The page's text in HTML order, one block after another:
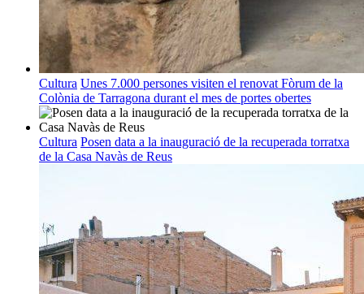
Cultura Unes 7.000 persones visiten el renovat Fòrum de la
Colònia de Tarragona durant el mes de portes obertes
Cultura Posen data a la inauguració de la recuperada torratxa
de la Casa Navàs de Reus